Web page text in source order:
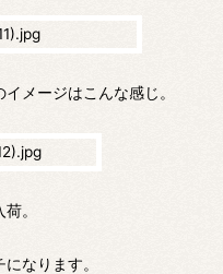
メージはこんな感じ。
。
なります。